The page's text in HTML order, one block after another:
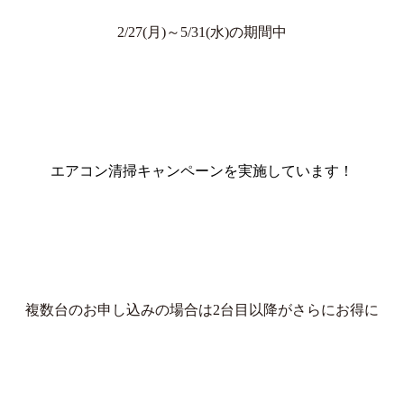
2/27(月)～5/31(水)の期間中
エアコン清掃キャンペーンを実施しています！
複数台のお申し込みの場合は2台目以降がさらにお得に